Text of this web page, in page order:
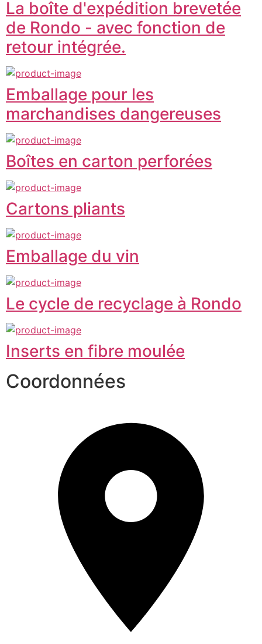
La boîte d'expédition brevetée
de Rondo - avec fonction de
retour intégrée.
Emballage pour les
marchandises dangereuses
Boîtes en carton perforées
Cartons pliants
Emballage du vin
Le cycle de recyclage à Rondo
Inserts en fibre moulée
Coordonnées